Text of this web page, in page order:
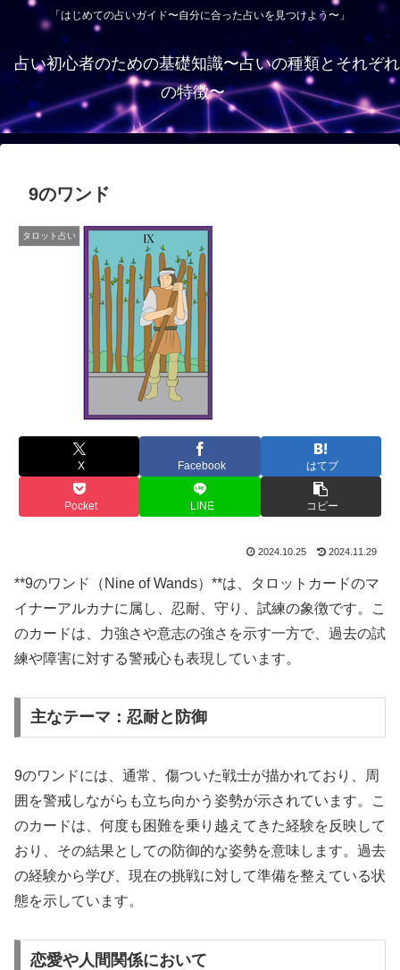
「はじめての占いガイド〜自分に合った占いを見つけよう〜」
占い初心者のための基礎知識〜占いの種類とそれぞれ
の特徴〜
9のワンド
タロット占い
X Facebook はてブ
Pocket LINE コピー
2024.10.25 2024.11.29
**9のワンド（Nine of Wands）**は、タロットカードのマ
イナーアルカナに属し、忍耐、守り、試練の象徴です。こ
のカードは、力強さや意志の強さを示す一方で、過去の試
練や障害に対する警戒心も表現しています。
主なテーマ：忍耐と防御
9のワンドには、通常、傷ついた戦士が描かれており、周
囲を警戒しながらも立ち向かう姿勢が示されています。こ
のカードは、何度も困難を乗り越えてきた経験を反映して
おり、その結果としての防御的な姿勢を意味します。過去
の経験から学び、現在の挑戦に対して準備を整えている状
態を示しています。
恋愛や人間関係において